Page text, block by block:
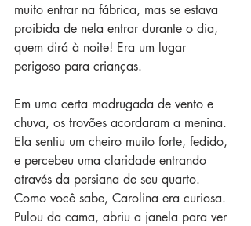
muito entrar na fábrica, mas se estava
proibida de nela entrar durante o dia,
quem dirá à noite! Era um lugar
perigoso para crianças.
Em uma certa madrugada de vento e
chuva, os trovões acordaram a menina.
Ela sentiu um cheiro muito forte, fedido,
e percebeu uma claridade entrando
através da persiana de seu quarto.
Como você sabe, Carolina era curiosa.
Pulou da cama, abriu a janela para ver